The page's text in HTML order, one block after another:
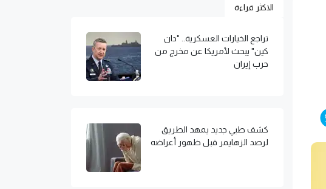
الاكثر قراءة
تراجع الخيارات العسكرية.. "دان
كين" يبحث لأمريكا عن مخرج من
حرب إيران
كشف طبي جديد يمهد الطريق
لرصد الزهايمر قبل ظهور أعراضه